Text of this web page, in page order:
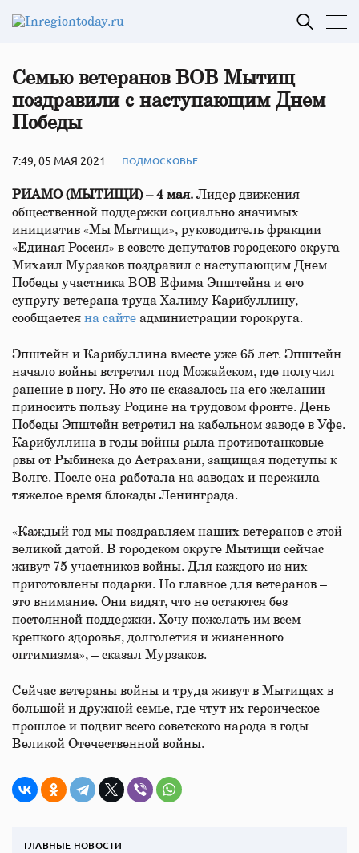
Семью ветеранов ВОВ Мытищ
поздравили с наступающим Днем
Победы
7:49, 05 МАЯ 2021 ПОДМОСКОВЬЕ
РИАМО (МЫТИЩИ) – 4 мая. Лидер движения
общественной поддержки социально значимых
инициатив «Мы Мытищи», руководитель фракции
«Единая Россия» в совете депутатов городского округа
Михаил Мурзаков поздравил с наступающим Днем
Победы участника ВОВ Ефима Эпштейна и его
супругу ветерана труда Халиму Карибуллину,
сообщается на сайте администрации горокруга.
Эпштейн и Карибуллина вместе уже 65 лет. Эпштейн
начало войны встретил под Можайском, где получил
ранение в ногу. Но это не сказалось на его желании
приносить пользу Родине на трудовом фронте. День
Победы Эпштейн встретил на кабельном заводе в Уфе.
Карибуллина в годы войны рыла противотанковые
рвы от Рыбинска до Астрахани, защищая подступы к
Волге. После она работала на заводах и пережила
тяжелое время блокады Ленинграда.
«Каждый год мы поздравляем наших ветеранов с этой
великой датой. В городском округе Мытищи сейчас
живут 75 участников войны. Для каждого из них
приготовлены подарки. Но главное для ветеранов –
это внимание. Они видят, что не остаются без
постоянной поддержки. Хочу пожелать им всем
крепкого здоровья, долголетия и жизненного
оптимизма», – сказал Мурзаков.
Сейчас ветераны войны и труда живут в Мытищах в
большой и дружной семье, где чтут их героическое
прошлое и подвиг всего советского народа в годы
Великой Отечественной войны.
ГЛАВНЫЕ НОВОСТИ